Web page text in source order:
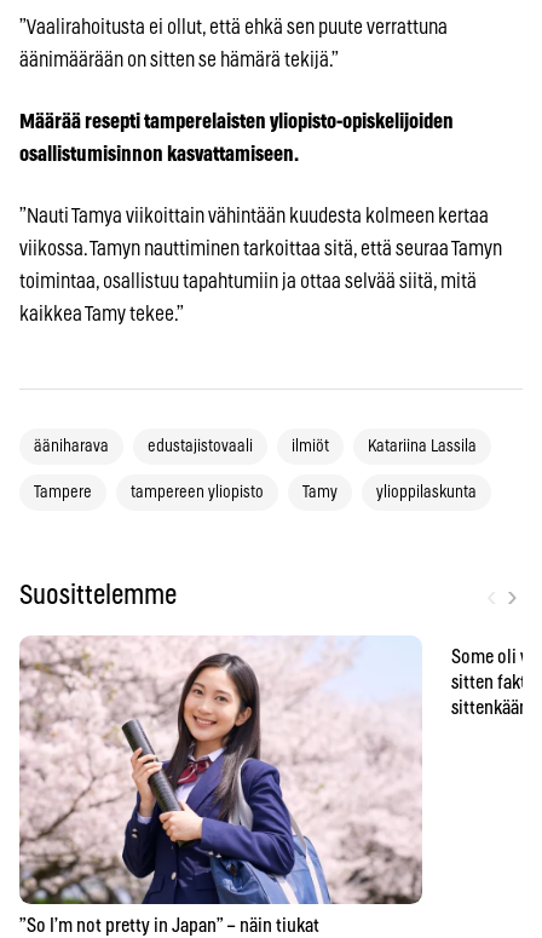
”Vaalirahoitusta ei ollut, että ehkä sen puute verrattuna
äänimäärään on sitten se hämärä tekijä.”
Määrää resepti tamperelaisten yliopisto-opiskelijoiden
osallistumisinnon kasvattamiseen.
”Nauti Tamya viikoittain vähintään kuudesta kolmeen kertaa
viikossa. Tamyn nauttiminen tarkoittaa sitä, että seuraa Tamyn
toimintaa, osallistuu tapahtumiin ja ottaa selvää siitä, mitä
kaikkea Tamy tekee.”
ääniharava edustajistovaali ilmiöt Katariina Lassila
Tampere tampereen yliopisto Tamy ylioppilaskunta
Suosittelemme ›
”So I’m not pretty in Japan” – näin tiukat
Some oli
sitten
sittenkään